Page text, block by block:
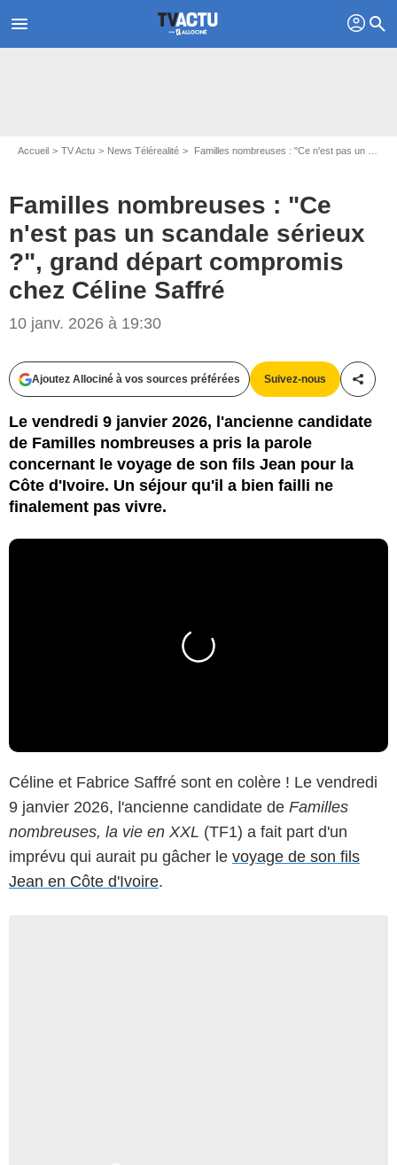
menu profil search
Accueil TV Actu News Télérealité Familles nombreuses : "Ce n'est pas un scandale sérieux ?", grand départ compromis chez Céline Saffré
Familles nombreuses : "Ce
n'est pas un scandale sérieux
?", grand départ compromis
chez Céline Saffré
10 janv. 2026 à 19:30
Ajoutez Allociné à vos sources préférées Suivez-nous
Le vendredi 9 janvier 2026, l'ancienne candidate
de Familles nombreuses a pris la parole
concernant le voyage de son fils Jean pour la
Côte d'Ivoire. Un séjour qu'il a bien failli ne
finalement pas vivre.
Céline et Fabrice Saffré sont en colère ! Le vendredi
9 janvier 2026, l'ancienne candidate de Familles
nombreuses, la vie en XXL (TF1) a fait part d'un
imprévu qui aurait pu gâcher le voyage de son fils
Jean en Côte d'Ivoire.